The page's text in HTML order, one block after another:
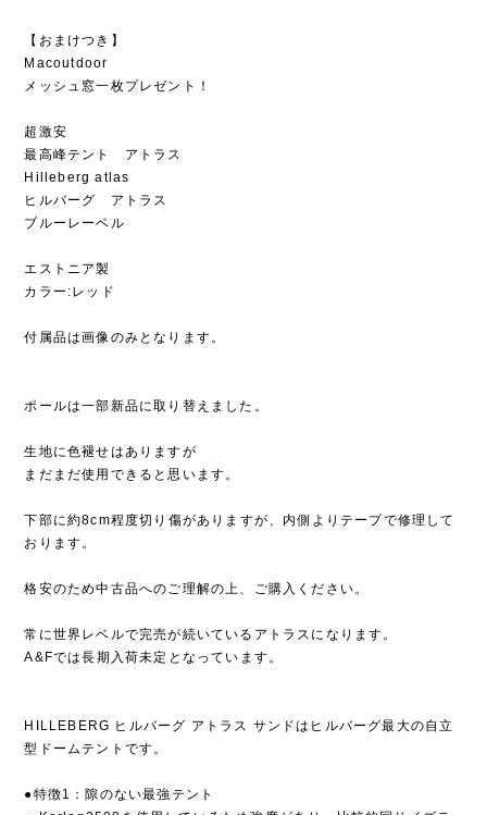
【おまけつき】
Macoutdoor
メッシュ窓一枚プレゼント！
超激安
最高峰テント アトラス
Hilleberg atlas
ヒルバーグ アトラス
ブルーレーベル
エストニア製
カラー:レッド
付属品は画像のみとなります。
ポールは一部新品に取り替えました。
生地に色褪せはありますが
まだまだ使用できると思います。
下部に約8cm程度切り傷がありますが、内側よりテープで修理して
おります。
格安のため中古品へのご理解の上、ご購入ください。
常に世界レベルで完売が続いているアトラスになります。
A&Fでは長期入荷未定となっています。
HILLEBERG ヒルバーグ アトラス サンドはヒルバーグ最大の自立
型ドームテントです。
●特徴1：隙のない最強テント